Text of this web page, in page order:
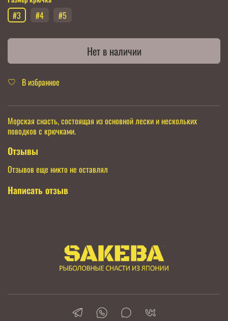
#3 #4 #5
Нет в наличии
В избранное
Морская снасть, состоящая из основной лески и нескольких
поводков с крючками.
Отзывы
Отзывов еще никто не оставлял
Написать отзыв